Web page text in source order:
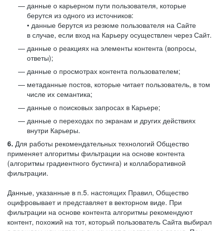
данные о карьерном пути пользователя, которые
берутся из одного из источников:
• данные берутся из резюме пользователя на Сайте
в случае, если вход на Карьеру осуществлен через Сайт.
данные о реакциях на элементы контента (вопросы,
ответы);
данные о просмотрах контента пользователем;
метаданные постов, которые читает пользователь, в том
числе их семантика;
данные о поисковых запросах в Карьере;
данные о переходах по экранам и других действиях
внутри Карьеры.
6. Для работы рекомендательных технологий Общество
применяет алгоритмы фильтрации на основе контента
(алгоритмы градиентного бустинга) и коллаборативной
фильтрации.
Данные, указанные в п.5. настоящих Правил, Общество
оцифровывает и представляет в векторном виде. При
фильтрации на основе контента алгоритмы рекомендуют
контент, похожий на тот, который пользователь Сайта выбирал